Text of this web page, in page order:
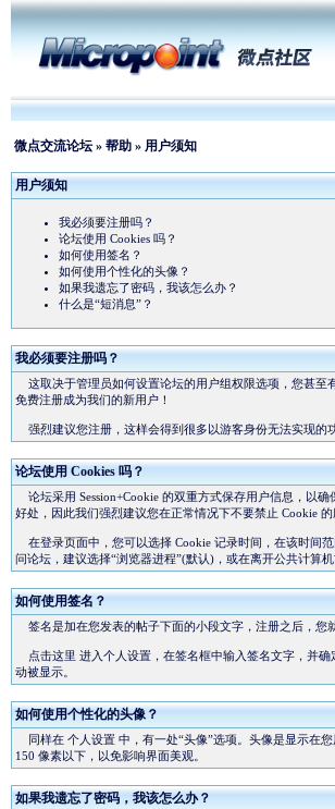
微点交流论坛 » 帮助 » 用户须知
用户须知
我必须要注册吗？
论坛使用 Cookies 吗？
如何使用签名？
如何使用个性化的头像？
如果我遗忘了密码，我该怎么办？
什么是“短消息”？
我必须要注册吗？
这取决于管理员如何设置论坛的用户组权限选项，您甚至
免费注册成为我们的新用户！
强烈建议您注册，这样会得到很多以游客身份无法实现的功
论坛使用 Cookies 吗？
论坛采用 Session+Cookie 的双重方式保存用户信息，以
好处，因此我们强烈建议您在正常情况下不要禁止 Cookie
在登录页面中，您可以选择 Cookie 记录时间，在该时间
问论坛，建议选择“浏览器进程”(默认)，或在离开公共计算
如何使用签名？
签名是加在您发表的帖子下面的小段文字，注册之后，您
点击这里 进入个人设置，在签名框中输入签名文字，并
动被显示。
如何使用个性化的头像？
同样在 个人设置 中，有一处“头像”选项。头像是显示在
150 像素以下，以免影响界面美观。
如果我遗忘了密码，我该怎么办？